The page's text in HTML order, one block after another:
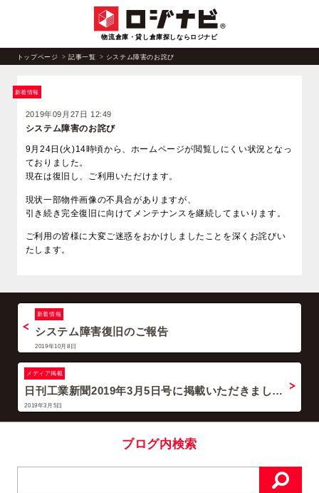
物流倉庫・貸し倉庫探しならロジナビ
トップページ 記事一覧 システム障害のお詫び
新着情報
2019年09月27日 12:49
システム障害のお詫び
9月24日(火)14時頃から、ホームページが閲覧しにくい状況となっ
ておりました。
現在は復旧し、ご利用いただけます。
現状一部物件画像の不具合がありますが、
引き続き完全復旧に向けてメンテナンスを継続してまいります。
ご利用の皆様に大変ご迷惑をおかけしましたことを深くお詫びい
たします。
新着情報
システム障害復旧のご報告
2019年10月8日
メディア掲載
日刊工業新聞2019年3月5日号に掲載いただきまし…
2019年3月5日
ブログ内検索